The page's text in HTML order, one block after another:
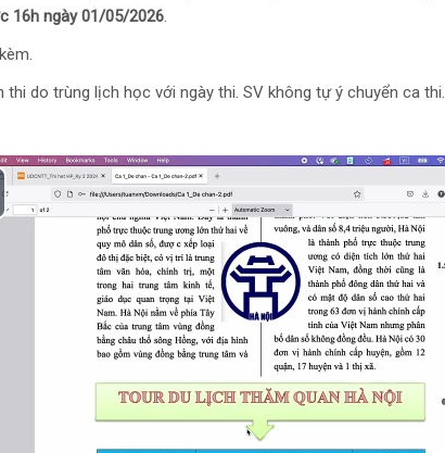
16h ngày 01/05/2026.
do trùng lịch học với ngày thi. SV không tự ý chuyển ca thi.